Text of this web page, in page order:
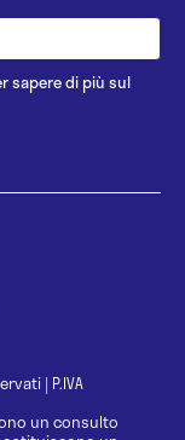
sapere di più sul
P.IVA
un consulto